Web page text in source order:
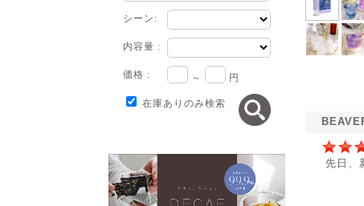
シーン:
内容量 :
価格 : ～ 円
在庫ありのみ検索
先日、